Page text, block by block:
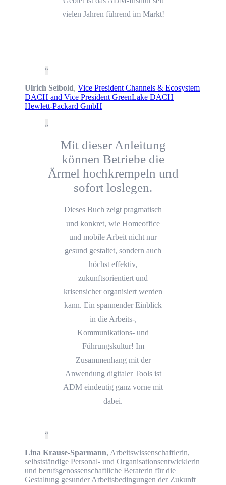
vielen Jahren führend im Markt!
Ulrich Seibold,Vice President Channels & Ecosystem
DACH and Vice President GreenLake DACH
Hewlett-Packard GmbH
Mit dieser Anleitung
können Betriebe die
Ärmel hochkrempeln und
sofort loslegen.
Dieses Buch zeigt pragmatisch
und konkret, wie Homeoffice
und mobile Arbeit nicht nur
gesund gestaltet, sondern auch
höchst effektiv,
zukunftsorientiert und
krisensicher organisiert werden
kann. Ein spannender Einblick
in die Arbeits-,
Kommunikations- und
Führungskultur! Im
Zusammenhang mit der
Anwendung digitaler Tools ist
ADM eindeutig ganz vorne mit
dabei.
Lina Krause-Sparmann,Arbeitswissenschaftlerin,
selbstständige Personal- und Organisationsentwicklerin
und berufsgenossenschaftliche Beraterin für die
Gestaltung gesunder Arbeitsbedingungen der Zukunft